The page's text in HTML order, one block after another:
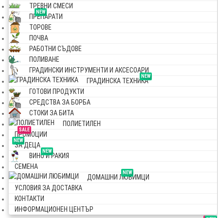
ТРЕВНИ СМЕСИ
NEW
ПРЕПАРАТИ
ТОРОВЕ
ПОЧВА
РАБОТНИ СЪДОВЕ
ПОЛИВАНЕ
ГРАДИНСКИ ИНСТРУМЕНТИ И АКСЕСОАРИ
NEW
ГРАДИНСКА ТЕХНИКА
ГОТОВИ ПРОДУКТИ
СРЕДСТВА ЗА БОРБА
СТОКИ ЗА БИТА
ПОЛИЕТИЛЕН
SALE
ПРОМОЦИИ
NEW
ЗА ДЕЦА
NEW
ВИНО И РАКИЯ
СЕМЕНА
NEW
ДОМАШНИ ЛЮБИМЦИ
УСЛОВИЯ ЗА ДОСТАВКА
КОНТАКТИ
ИНФОРМАЦИОНЕН ЦЕНТЪР